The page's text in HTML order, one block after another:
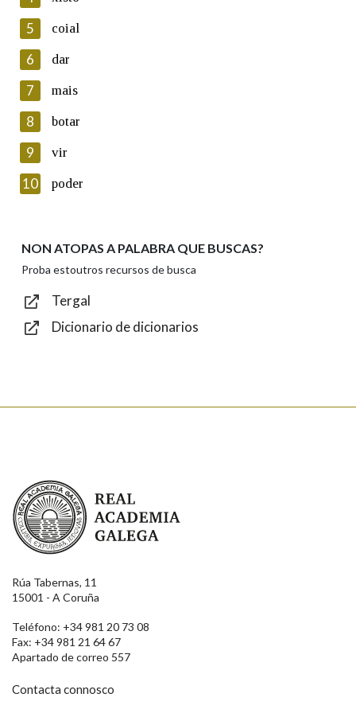
Lin e acepto as condicións da política de
Introduce o código que aparece na imaxe:
Texto de verificación
Enviar
5 coial
6 dar
7 mais
8 botar
9 vir
10 poder
NON ATOPAS A PALABRA QUE BUSCAS?
Proba estoutros recursos de busca
Tergal
Dicionario de dicionarios
Real Academia Galega
Rúa Tabernas, 11
15001 - A Coruña
Teléfono: +34 981 20 73 08
Fax: +34 981 21 64 67
Apartado de correo 557
Contacta connosco